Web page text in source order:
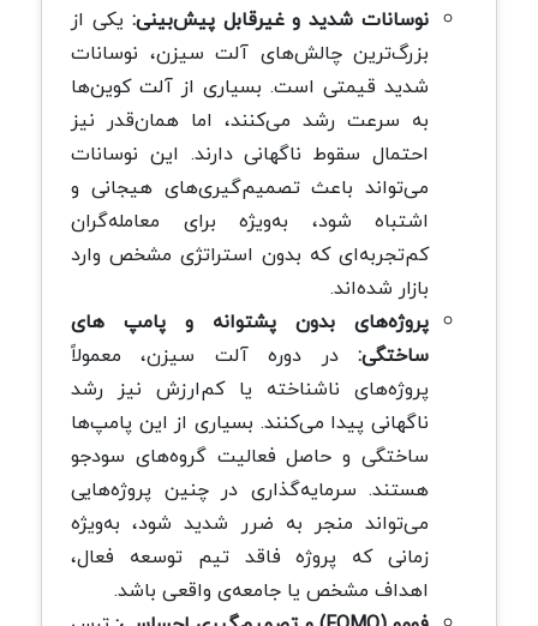
نوسانات شدید و غیرقابل پیش‌بینی: یکی از
بزرگ‌ترین چالش‌های آلت سیزن، نوسانات
شدید قیمتی است. بسیاری از آلت‌ کوین‌ها
به سرعت رشد می‌کنند، اما همان‌قدر نیز
احتمال سقوط ناگهانی دارند. این نوسانات
می‌تواند باعث تصمیم‌گیری‌های هیجانی و
اشتباه شود، به‌ویژه برای معامله‌گران
کم‌تجربه‌ای که بدون استراتژی مشخص وارد
بازار شده‌اند.
پروژه‌های بدون پشتوانه و پامپ‌ های
ساختگی: در دوره آلت سیزن، معمولاً
پروژه‌های ناشناخته یا کم‌ارزش نیز رشد
ناگهانی پیدا می‌کنند. بسیاری از این پامپ‌ها
ساختگی و حاصل فعالیت گروه‌های سودجو
هستند. سرمایه‌گذاری در چنین پروژه‌هایی
می‌تواند منجر به ضرر شدید شود، به‌ویژه
زمانی که پروژه فاقد تیم توسعه فعال،
اهداف مشخص یا جامعه‌ی واقعی باشد.